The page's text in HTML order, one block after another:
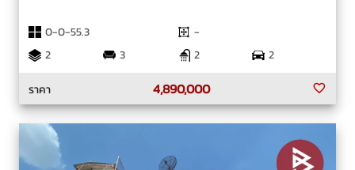
0-0-55.3
-
2
3 2
2
ราคา
4,890,000